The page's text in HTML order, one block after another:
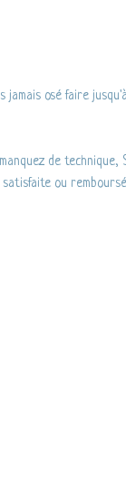
jamais osé faire jusqu'à
de technique,
ou